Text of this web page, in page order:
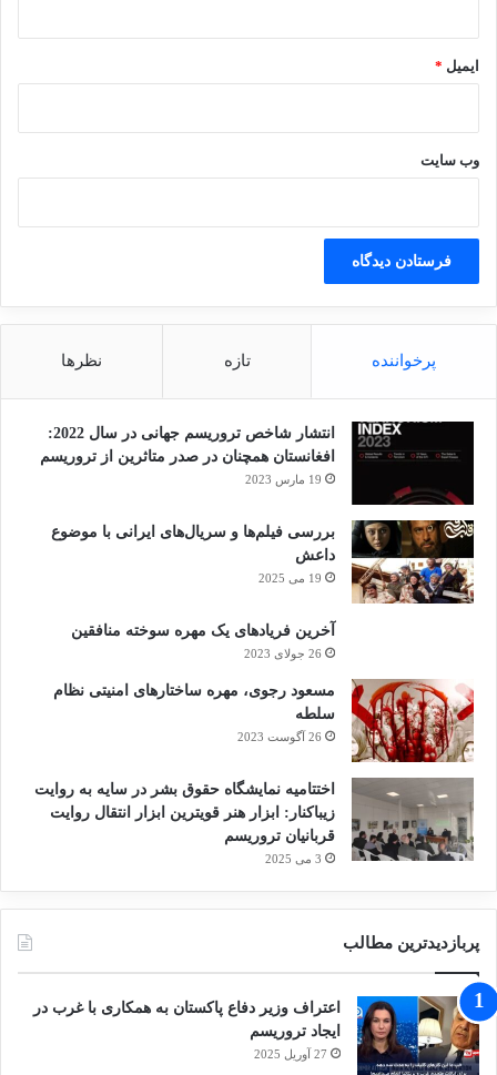
ایمیل *
وب‌ سایت
پرخواننده تازه نظرها
انتشار شاخص تروریسم جهانی در سال 2022:
افغانستان همچنان در صدر متاثرین از تروریسم
19 مارس 2023
بررسی فیلم‌ها و سریال‌های ایرانی با موضوع
داعش
19 می 2025
آخرین فریادهای یک مهره سوخته منافقین
26 جولای 2023
مسعود رجوی، مهره ساختارهای امنیتی نظام
سلطه
26 آگوست 2023
اختتامیه نمایشگاه حقوق بشر در سایه به روایت
زیباکنار: ابزار هنر قویترین ابزار انتقال روایت
قربانیان تروریسم
3 می 2025
پربازدیدترین مطالب
اعتراف وزیر دفاع پاکستان به همکاری با غرب در
ایجاد تروریسم
27 آوریل 2025